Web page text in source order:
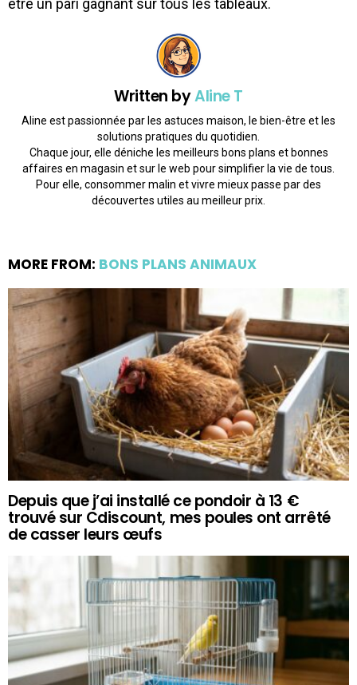
être un pari gagnant sur tous les tableaux.
Written byAline T
Aline est passionnée par les astuces maison, le bien-être et les
solutions pratiques du quotidien.
Chaque jour, elle déniche les meilleurs bons plans et bonnes
affaires en magasin et sur le web pour simplifier la vie de tous.
Pour elle, consommer malin et vivre mieux passe par des
découvertes utiles au meilleur prix.
MORE FROM: BONS PLANS ANIMAUX
Depuis que j’ai installé ce pondoir à 13 €
trouvé sur Cdiscount, mes poules ont arrêté
de casser leurs œufs